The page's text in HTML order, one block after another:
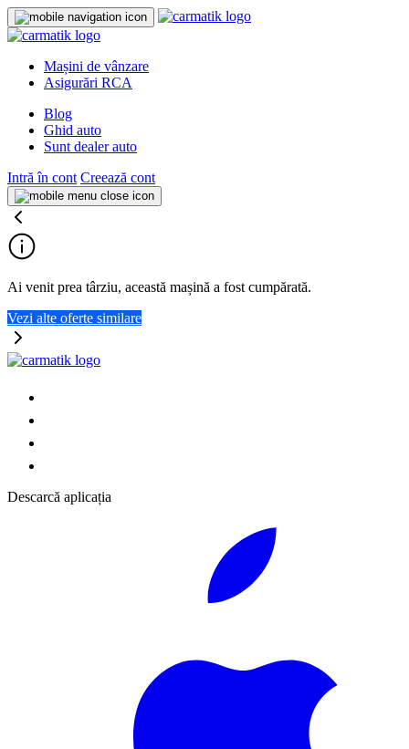
Mașini de vânzare
Asigurări RCA
Blog
Ghid auto
Sunt dealer auto
Intră în cont Creează cont
Ai venit prea târziu, această mașină a fost cumpărată.
Vezi alte oferte similare
Descarcă aplicația